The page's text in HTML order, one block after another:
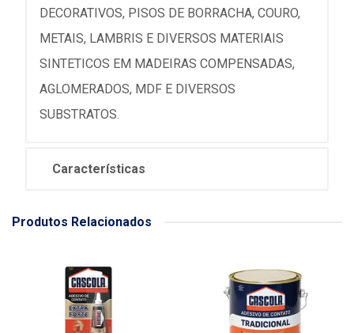
DECORATIVOS, PISOS DE BORRACHA, COURO,
METAIS, LAMBRIS E DIVERSOS MATERIAIS
SINTETICOS EM MADEIRAS COMPENSADAS,
AGLOMERADOS, MDF E DIVERSOS
SUBSTRATOS.
Características
Produtos Relacionados